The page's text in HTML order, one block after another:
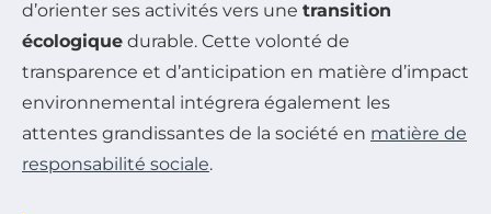
d’orienter ses activités vers une transition
écologique durable. Cette volonté de
transparence et d’anticipation en matière d’impact
environnemental intégrera également les
attentes grandissantes de la société en matière de
responsabilité sociale.